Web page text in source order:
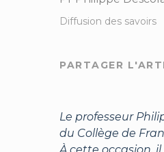
Diffusion des savoirs
PARTAGER
Le professeur
du Collège de
À cette occasion,